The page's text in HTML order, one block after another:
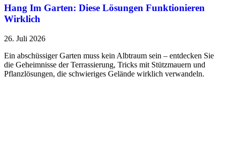
Hang Im Garten: Diese Lösungen Funktionieren
Wirklich
26. Juli 2026
Ein abschüssiger Garten muss kein Albtraum sein – entdecken Sie
die Geheimnisse der Terrassierung, Tricks mit Stützmauern und
Pflanzlösungen, die schwieriges Gelände wirklich verwandeln.